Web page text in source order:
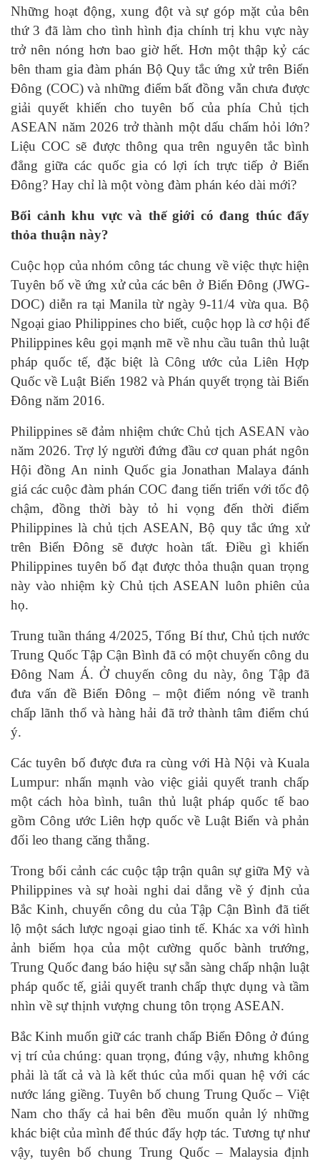
Những hoạt động, xung đột và sự góp mặt của bên
thứ 3 đã làm cho tình hình địa chính trị khu vực này
trở nên nóng hơn bao giờ hết. Hơn một thập kỷ các
bên tham gia đàm phán Bộ Quy tắc ứng xử trên Biển
Đông (COC) và những điểm bất đồng vẫn chưa được
giải quyết khiến cho tuyên bố của phía Chủ tịch
ASEAN năm 2026 trở thành một dấu chấm hỏi lớn?
Liệu COC sẽ được thông qua trên nguyên tắc bình
đẳng giữa các quốc gia có lợi ích trực tiếp ở Biển
Đông? Hay chỉ là một vòng đàm phán kéo dài mới?
Bối cảnh khu vực và thế giới có đang thúc đẩy
thỏa thuận này?
Cuộc họp của nhóm công tác chung về việc thực hiện
Tuyên bố về ứng xử của các bên ở Biển Đông (JWG-
DOC) diễn ra tại Manila từ ngày 9-11/4 vừa qua. Bộ
Ngoại giao Philippines cho biết, cuộc họp là cơ hội để
Philippines kêu gọi mạnh mẽ về nhu cầu tuân thủ luật
pháp quốc tế, đặc biệt là Công ước của Liên Hợp
Quốc về Luật Biển 1982 và Phán quyết trọng tài Biển
Đông năm 2016.
Philippines sẽ đảm nhiệm chức Chủ tịch ASEAN vào
năm 2026. Trợ lý người đứng đầu cơ quan phát ngôn
Hội đồng An ninh Quốc gia Jonathan Malaya đánh
giá các cuộc đàm phán COC đang tiến triển với tốc độ
chậm, đồng thời bày tỏ hi vọng đến thời điểm
Philippines là chủ tịch ASEAN, Bộ quy tắc ứng xử
trên Biển Đông sẽ được hoàn tất. Điều gì khiến
Philippines tuyên bố đạt được thỏa thuận quan trọng
này vào nhiệm kỳ Chủ tịch ASEAN luôn phiên của
họ.
Trung tuần tháng 4/2025, Tổng Bí thư, Chủ tịch nước
Trung Quốc Tập Cận Bình đã có một chuyến công du
Đông Nam Á. Ở chuyến công du này, ông Tập đã
đưa vấn đề Biển Đông – một điểm nóng về tranh
chấp lãnh thổ và hàng hải đã trở thành tâm điểm chú
ý.
Các tuyên bố được đưa ra cùng với Hà Nội và Kuala
Lumpur: nhấn mạnh vào việc giải quyết tranh chấp
một cách hòa bình, tuân thủ luật pháp quốc tế bao
gồm Công ước Liên hợp quốc về Luật Biển và phản
đối leo thang căng thẳng.
Trong bối cảnh các cuộc tập trận quân sự giữa Mỹ và
Philippines và sự hoài nghi dai dẳng về ý định của
Bắc Kinh, chuyến công du của Tập Cận Bình đã tiết
lộ một sách lược ngoại giao tinh tế. Khác xa với hình
ảnh biếm họa của một cường quốc bành trướng,
Trung Quốc đang báo hiệu sự sẵn sàng chấp nhận luật
pháp quốc tế, giải quyết tranh chấp thực dụng và tầm
nhìn về sự thịnh vượng chung tôn trọng ASEAN.
Bắc Kinh muốn giữ các tranh chấp Biển Đông ở đúng
vị trí của chúng: quan trọng, đúng vậy, nhưng không
phải là tất cả và là kết thúc của mối quan hệ với các
nước láng giềng. Tuyên bố chung Trung Quốc – Việt
Nam cho thấy cả hai bên đều muốn quản lý những
khác biệt của mình để thúc đẩy hợp tác. Tương tự như
vậy, tuyên bố chung Trung Quốc – Malaysia định